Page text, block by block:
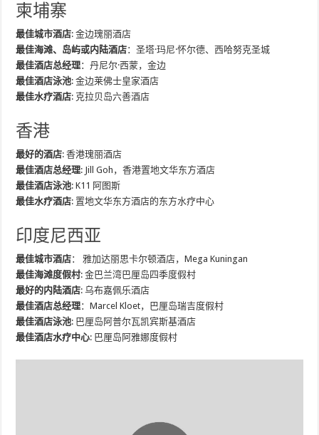
柬埔寨
最佳城市酒店: 金边瑰丽酒店
最佳海滩、岛屿或内陆酒店：圣塔·玛尼·怀尔德、西哈努克圣城
最佳酒店总经理：丹尼尔·西蒙，金边
最佳酒店泳池: 金边莱佛士皇家酒店
最佳水疗酒店: 克拉贝岛六善酒店
香港
最好的酒店: 香港瑰丽酒店
最佳酒店总经理: Jill Goh，香港置地文华东方酒店
最佳酒店泳池: K11 阿图斯
最佳水疗酒店: 置地文华东方酒店的东方水疗中心
印度尼西亚
最佳城市酒店： 雅加达丽思卡尔顿酒店，Mega Kuningan
最佳海滩度假村: 金巴兰湾巴厘岛四季度假村
最好的内陆酒店: 乌布嘉佩乐酒店
最佳酒店总经理：Marcel Kloet，巴厘岛瑞吉度假村
最佳酒店泳池: 巴厘岛阿普尔瓦凯宾斯基酒店
最佳酒店水疗中心: 巴厘岛阿雅娜度假村